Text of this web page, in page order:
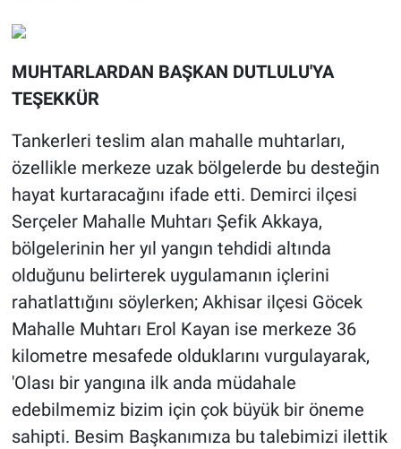
MUHTARLARDAN BAŞKAN DUTLULU'YA
TEŞEKKÜR
Tankerleri teslim alan mahalle muhtarları,
özellikle merkeze uzak bölgelerde bu desteğin
hayat kurtaracağını ifade etti. Demirci ilçesi
Serçeler Mahalle Muhtarı Şefik Akkaya,
bölgelerinin her yıl yangın tehdidi altında
olduğunu belirterek uygulamanın içlerini
rahatlattığını söylerken; Akhisar ilçesi Göcek
Mahalle Muhtarı Erol Kayan ise merkeze 36
kilometre mesafede olduklarını vurgulayarak,
'Olası bir yangına ilk anda müdahale
edebilmemiz bizim için çok büyük bir öneme
sahipti. Besim Başkanımıza bu talebimizi ilettik